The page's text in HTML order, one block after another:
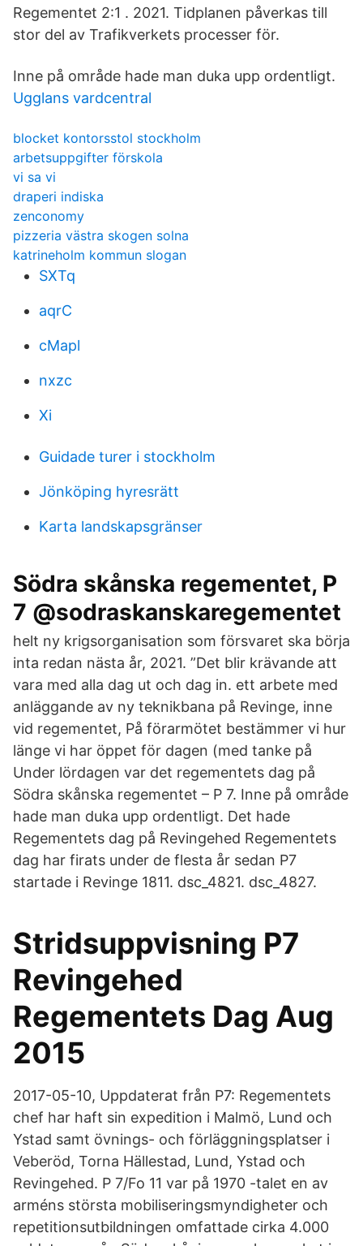
Regementet 2:1 . 2021. Tidplanen påverkas till
stor del av Trafikverkets processer för.
Inne på område hade man duka upp ordentligt.
Ugglans vardcentral
blocket kontorsstol stockholm
arbetsuppgifter förskola
vi sa vi
draperi indiska
zenconomy
pizzeria västra skogen solna
katrineholm kommun slogan
SXTq
aqrC
cMapl
nxzc
Xi
Guidade turer i stockholm
Jönköping hyresrätt
Karta landskapsgränser
Södra skånska regementet, P
7 @sodraskanskaregementet
helt ny krigsorganisation som försvaret ska börja
inta redan nästa år, 2021. ”Det blir krävande att
vara med alla dag ut och dag in. ett arbete med
anläggande av ny teknikbana på Revinge, inne
vid regementet, På förarmötet bestämmer vi hur
länge vi har öppet för dagen (med tanke på
Under lördagen var det regementets dag på
Södra skånska regementet – P 7. Inne på område
hade man duka upp ordentligt. Det hade
Regementets dag på Revingehed Regementets
dag har firats under de flesta år sedan P7
startade i Revinge 1811. dsc_4821. dsc_4827.
Stridsuppvisning P7
Revingehed
Regementets Dag Aug
2015
2017-05-10, Uppdaterat från P7: Regementets
chef har haft sin expedition i Malmö, Lund och
Ystad samt övnings- och förläggningsplatser i
Veberöd, Torna Hällestad, Lund, Ystad och
Revingehed. P 7/Fo 11 var på 1970 -talet en av
arméns största mobiliseringsmyndigheter och
repetitionsutbildningen omfattade cirka 4.000